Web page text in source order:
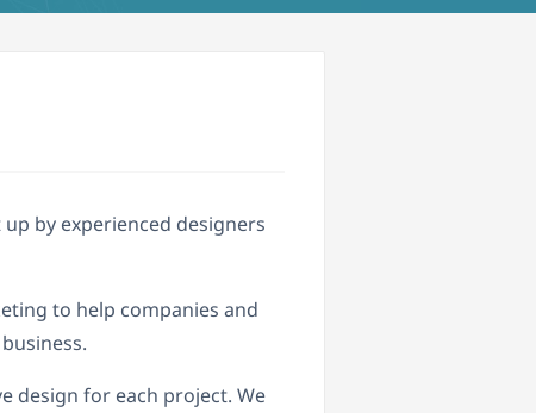
by experienced designers
to help companies and
design for each project. We